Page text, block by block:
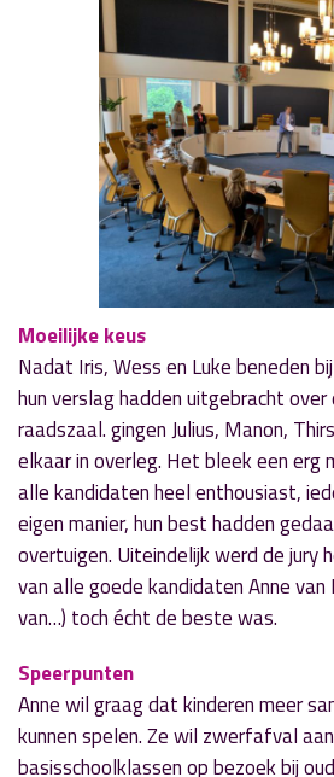
Moeilijke keus
Nadat Iris, Wess en Luke beneden
hun verslag hadden uitgebracht over
raadszaal. gingen Julius, Manon,
elkaar in overleg. Het bleek een erg
alle kandidaten heel enthousiast,
eigen manier, hun best hadden
overtuigen. Uiteindelijk werd de jury
van alle goede kandidaten Anne van
van…) toch écht de beste was.
Speerpunten
Anne wil graag dat kinderen meer
kunnen spelen. Ze wil zwerfafval
basisschoolklassen op bezoek bij